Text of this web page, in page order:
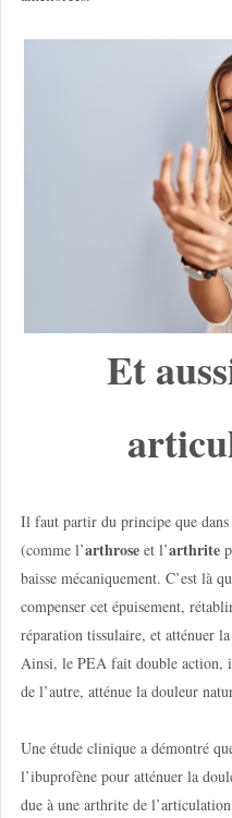
Et
Il faut partir du principe que dans
(comme l’arthroseet l’arthrite
baisse mécaniquement. C’est là
compenser cet épuisement,
réparation tissulaire, et atténuer
Ainsi, le PEA fait double action,
de l’autre, atténue la douleur
Une étude clinique a démontré
l’ibuprofène pour atténuer la
due à une arthrite de